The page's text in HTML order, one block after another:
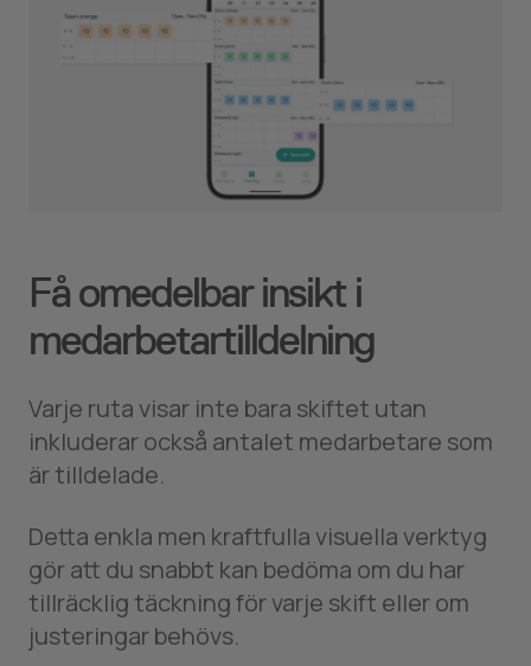
Få omedelbar insikt i
medarbetartilldelning
Varje ruta visar inte bara skiftet utan
inkluderar också antalet medarbetare som
är tilldelade.
Detta enkla men kraftfulla visuella verktyg
gör att du snabbt kan bedöma om du har
tillräcklig täckning för varje skift eller om
justeringar behövs.